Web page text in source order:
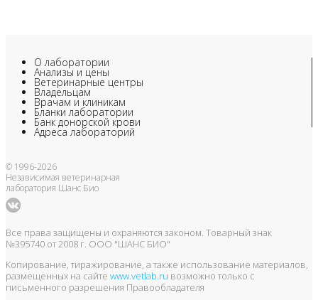
О лаборатории
Анализы и цены
Ветеринарные центры
Владельцам
Врачам и клиникам
Бланки лаборатории
Банк донорской крови
Адреса лабораторий
© 1996-2026
Независимая ветеринарная
лаборатория Шанс Био
Все права защищены и охраняются законом. Товарный знак
№395740 от 2008 г. ООО "ШАНС БИО"
Копирование, тиражирование, а также использование материалов,
размещенных на сайте www.vetlab.ru возможно только с
письменного разрешения Правообладателя